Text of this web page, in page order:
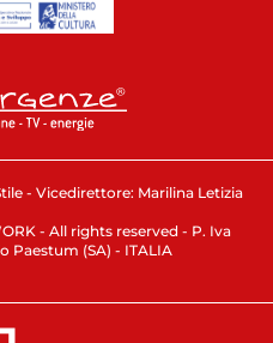
- Vicedirettore: Marilina Letizia
- All rights reserved - P. Iva
Paestum (SA) - ITALIA